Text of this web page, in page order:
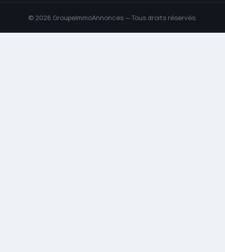
© 2026 GroupeImmoAnnonces — Tous droits réservés.